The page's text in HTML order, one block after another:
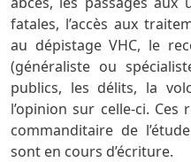
fatales, l’accès aux
au dépistage VHC, le
(généraliste ou
publics, les délits, la
l’opinion sur celle-ci.
commanditaire de
sont en cours d’écriture.